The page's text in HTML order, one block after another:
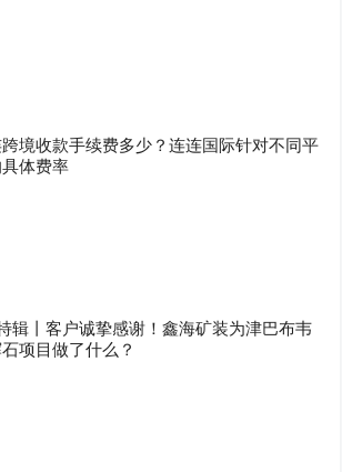
境收款手续费多少？连连国际针对不同平
体费率
辑丨客户诚挚感谢！鑫海矿装为津巴布韦
项目做了什么？